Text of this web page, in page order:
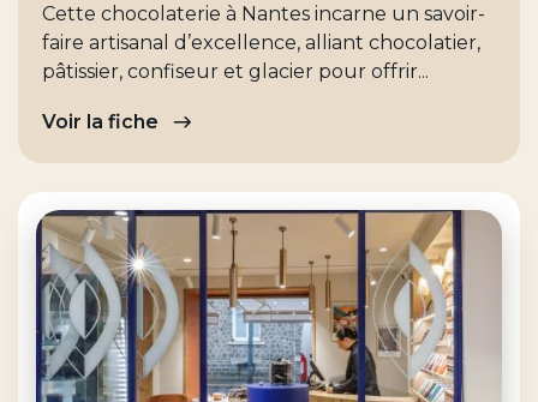
Cette chocolaterie à Nantes incarne un savoir-
faire artisanal d’excellence, alliant chocolatier,
pâtissier, confiseur et glacier pour offrir...
Voir la fiche